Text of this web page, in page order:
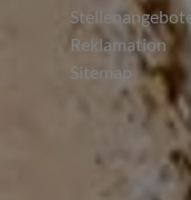
Stellenangebote
Reklamation
Sitemap